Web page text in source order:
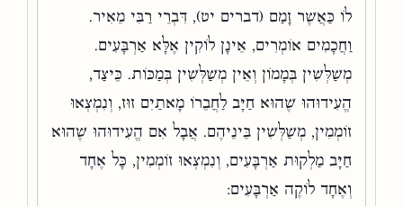
לוֹ כַּאֲשֶׁר זָמַם (דברים יט), דִּבְרֵי רַבִּי מֵאִיר.
וַחֲכָמִים אוֹמְרִים, אֵינָן לוֹקִין אֶלָּא אַרְבָּעִים.
מְשַׁלְּשִׁין בְּמָמוֹן וְאֵין מְשַׁלְּשִׁין בְּמַכּוֹת. כֵּיצַד,
הֱעִידוּהוּ שֶׁהוּא חַיָּב לַחֲבֵרוֹ מָאתַיִם זוּז, וְנִמְצְאוּ
זוֹמְמִין, מְשַׁלְּשִׁין בֵּינֵיהֶם. אֲבָל אִם הֱעִידוּהוּ שֶׁהוּא
חַיָּב מַלְקוּת אַרְבָּעִים, וְנִמְצְאוּ זוֹמְמִין, כָּל אֶחָד
וְאֶחָד לוֹקֶה אַרְבָּעִים: